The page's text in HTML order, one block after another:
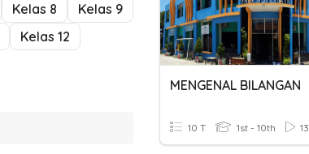
Kelas 8
Kelas 9
Kelas 12
MENGENAL BILANGAN
10 T 1st - 10th 13